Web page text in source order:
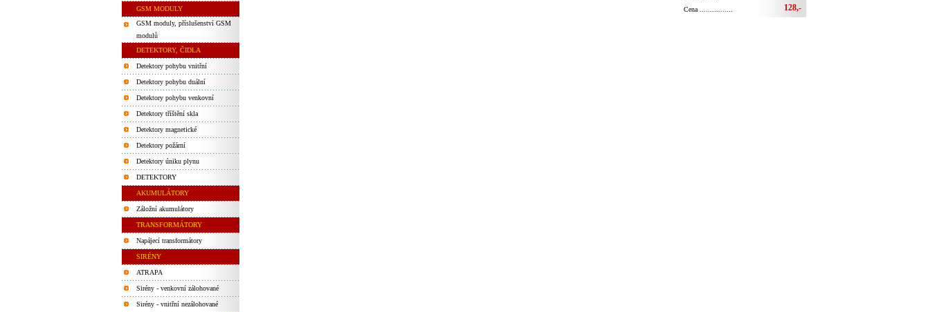
GSM MODULY
GSM moduly, příslušenství GSM
modulů
DETEKTORY, ČIDLA
Detektory pohybu vnitřní
Detektory pohybu duální
Detektory pohybu venkovní
Detektory tříštění skla
Detektory magnetické
Detektory požární
Detektory úniku plynu
DETEKTORY
AKUMULÁTORY
Záložní akumulátory
TRANSFORMÁTORY
Napájecí transformátory
SIRÉNY
ATRAPA
Sirény - venkovní zálohované
Sirény - vnitřní nezálohované
Cena ................
128,-